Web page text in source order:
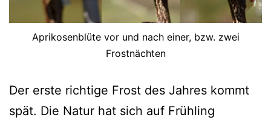
Aprikosenblüte vor und nach einer, bzw. zwei
Frostnächten
Der erste richtige Frost des Jahres kommt
spät. Die Natur hat sich auf Frühling